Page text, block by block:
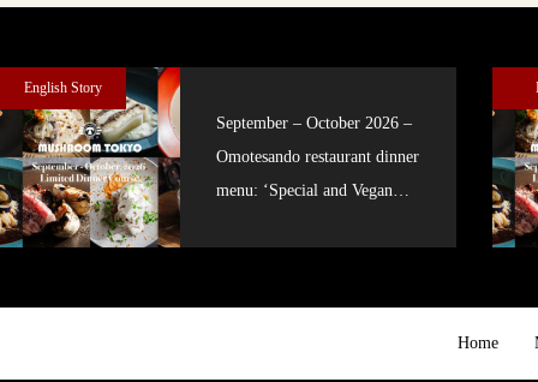
English Story
September – October 2026 –
Omotesando restaurant dinner
menu: ‘Special and Vegan
Home